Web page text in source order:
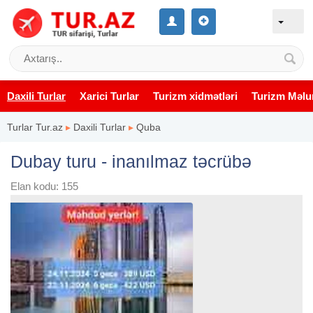
Daxili Turlar Xarici Turlar Turizm xidmətləri Turizm
Turlar Tur.az ▸ Daxili Turlar ▸ Quba
Dubay turu - inanılmaz təcrübə
Elan kodu: 155